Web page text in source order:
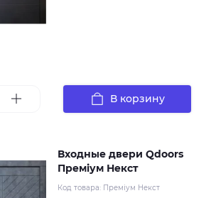
В корзину
Входные двери Qdoors
Преміум Некст
Код товара: Преміум Некст